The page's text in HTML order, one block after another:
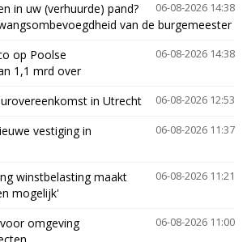
06-08-2026 14:38
in uw (verhuurde) pand?
van de burgemeester
06-08-2026 14:38
op Poolse
1,1 mrd over
06-08-2026 12:53
in Utrecht
06-08-2026 11:37
vestiging in
06-08-2026 11:21
winstbelasting maakt
mogelijk'
06-08-2026 11:00
omgeving